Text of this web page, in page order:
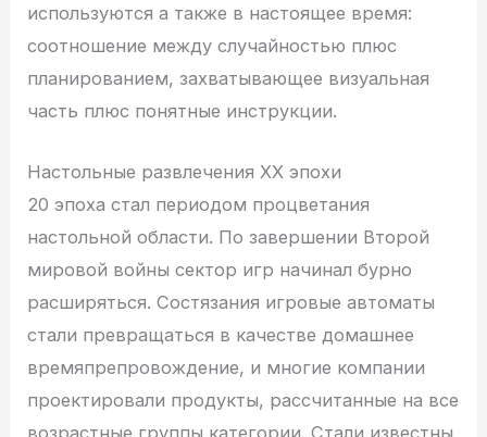
используются а также в настоящее время:
соотношение между случайностью плюс
планированием, захватывающее визуальная
часть плюс понятные инструкции.
Настольные развлечения XX эпохи
20 эпоха стал периодом процветания
настольной области. По завершении Второй
мировой войны сектор игр начинал бурно
расширяться. Состязания игровые автоматы
стали превращаться в качестве домашнее
времяпрепровождение, и многие компании
проектировали продукты, рассчитанные на все